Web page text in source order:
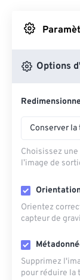
Options
Conserver
Choisissez
l’image de
Orientez
capteur de
Supprimez
pour réduire la